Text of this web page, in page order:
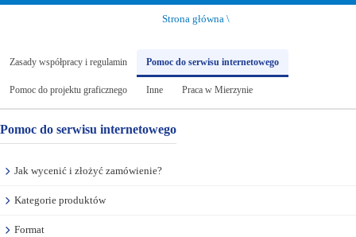
Strona główna\
Zasady współpracy i regulamin Pomoc do serwisu internetowego
Pomoc do projektu graficznego Inne Praca w Mierzynie
Pomoc do serwisu internetowego
Jak wycenić i złożyć zamówienie?
Kategorie produktów
Format